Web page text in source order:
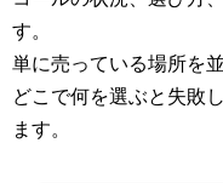
す。
単に売っている場所を
どこで何を選ぶと失敗
ます。